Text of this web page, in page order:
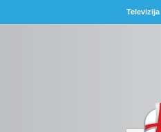
Televizija